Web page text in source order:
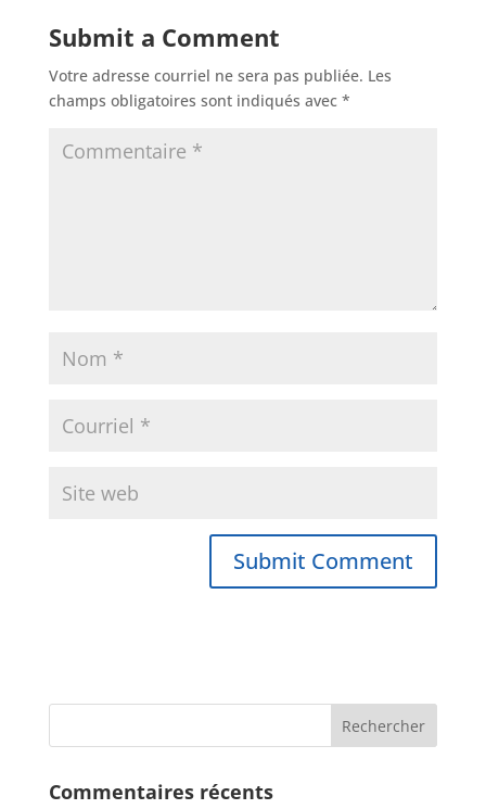
Submit a Comment
Votre adresse courriel ne sera pas publiée. Les
champs obligatoires sont indiqués avec *
Commentaires récents